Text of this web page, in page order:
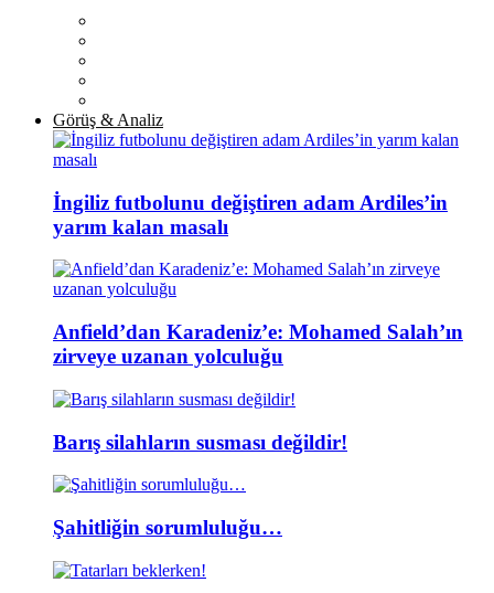
Görüş & Analiz
İngiliz futbolunu değiştiren adam Ardiles’in
yarım kalan masalı
Anfield’dan Karadeniz’e: Mohamed Salah’ın
zirveye uzanan yolculuğu
Barış silahların susması değildir!
Şahitliğin sorumluluğu…